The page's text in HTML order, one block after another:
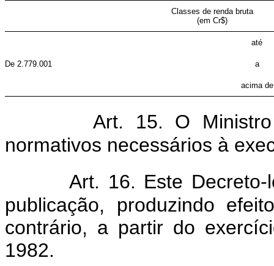
Classes de renda bruta
(em Cr$)
até
De 2.779.001 a
acima de
Art. 15. O
normativos necessários à
Art. 16. Este
publicação, produzindo
contrário, a partir do
1982.